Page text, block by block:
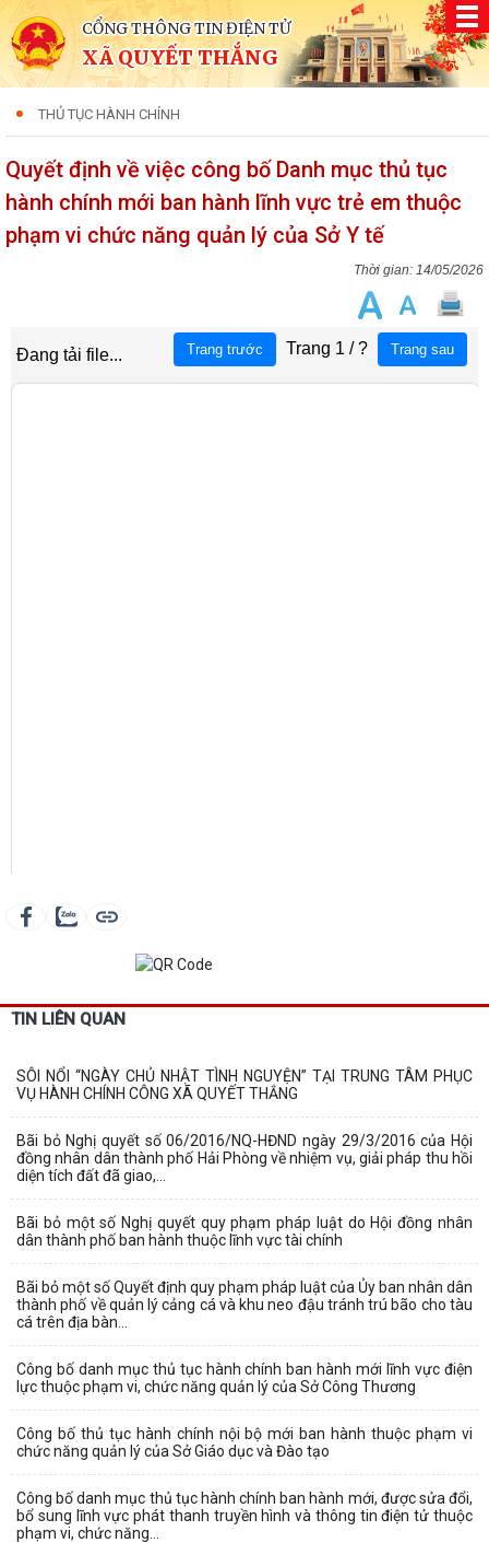
CỔNG THÔNG TIN ĐIỆN TỬ
XÃ QUYẾT THẮNG
THỦ TỤC HÀNH CHÍNH
Quyết định về việc công bố Danh mục thủ tục
hành chính mới ban hành lĩnh vực trẻ em thuộc
phạm vi chức năng quản lý của Sở Y tế
14/05/2026
TIN LIÊN QUAN
SÔI NỔI “NGÀY CHỦ NHẬT TÌNH NGUYỆN” TẠI TRUNG TÂM PHỤC
VỤ HÀNH CHÍNH CÔNG XÃ QUYẾT THẮNG
Bãi bỏ Nghị quyết số 06/2016/NQ-HĐND ngày 29/3/2016 của Hội
đồng nhân dân thành phố Hải Phòng về nhiệm vụ, giải pháp thu hồi
diện tích đất đã giao,...
Bãi bỏ một số Nghị quyết quy phạm pháp luật do Hội đồng nhân
dân thành phố ban hành thuộc lĩnh vực tài chính
Bãi bỏ một số Quyết định quy phạm pháp luật của Ủy ban nhân dân
thành phố về quản lý cảng cá và khu neo đậu tránh trú bão cho tàu
cá trên địa bàn...
Công bố danh mục thủ tục hành chính ban hành mới lĩnh vực điện
lực thuộc phạm vi, chức năng quản lý của Sở Công Thương
Công bố thủ tục hành chính nội bộ mới ban hành thuộc phạm vi
chức năng quản lý của Sở Giáo dục và Đào tạo
Công bố danh mục thủ tục hành chính ban hành mới, được sửa đổi,
bổ sung lĩnh vực phát thanh truyền hình và thông tin điện tử thuộc
phạm vi, chức năng...